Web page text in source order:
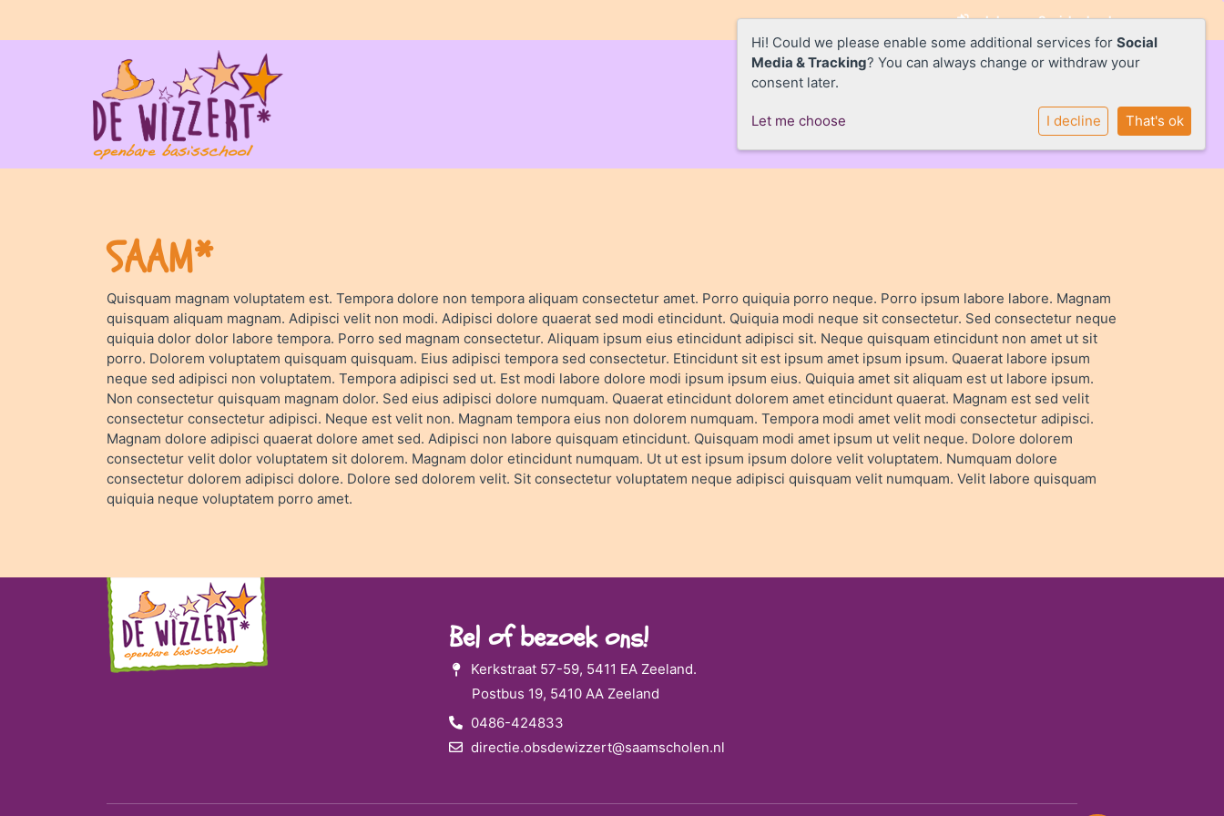
Inloggen Social schools
De Wizzert
SAAM*
Quisquam magnam voluptatem est. Tempora dolore non tempora aliquam consectetur amet. Porro quiquia porro neque. Porro ipsum labore labore. Magnam
quisquam aliquam magnam. Adipisci velit non modi. Adipisci dolore quaerat sed modi etincidunt. Quiquia modi neque sit consectetur. Sed consectetur neque
quiquia dolor dolor labore tempora. Porro sed magnam consectetur. Aliquam ipsum eius etincidunt adipisci sit. Neque quisquam etincidunt non amet ut sit
porro. Dolorem voluptatem quisquam quisquam. Eius adipisci tempora sed consectetur. Etincidunt sit est ipsum amet ipsum ipsum. Quaerat labore ipsum
neque sed adipisci non voluptatem. Tempora adipisci sed ut. Est modi labore dolore modi ipsum ipsum eius. Quiquia amet sit aliquam est ut labore ipsum.
Non consectetur quisquam magnam dolor. Sed eius adipisci dolore numquam. Quaerat etincidunt dolorem amet etincidunt quaerat. Magnam est sed velit
consectetur consectetur adipisci. Neque est velit non. Magnam tempora eius non dolorem numquam. Tempora modi amet velit modi consectetur adipisci.
Magnam dolore adipisci quaerat dolore amet sed. Adipisci non labore quisquam etincidunt. Quisquam modi amet ipsum ut velit neque. Dolore dolorem
consectetur velit dolor voluptatem sit dolorem. Magnam dolor etincidunt numquam. Ut ut est ipsum ipsum dolore velit voluptatem. Numquam dolore
consectetur dolorem adipisci dolore. Dolore sed dolorem velit. Sit consectetur voluptatem neque adipisci quisquam velit numquam. Velit labore quisquam
quiquia neque voluptatem porro amet.
Bel of bezoek ons!
Kerkstraat 57-59, 5411 EA Zeeland.
Postbus 19, 5410 AA Zeeland
0486-424833
directie.obsdewizzert@saamscholen.nl
Hi! Could we please enable some additional services for Social
Media & Tracking? You can always change or withdraw your
consent later.
Let me choose I decline That's ok